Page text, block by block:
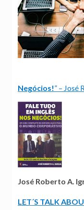
Negócios!” – José
José Roberto A.
LET´S TALK